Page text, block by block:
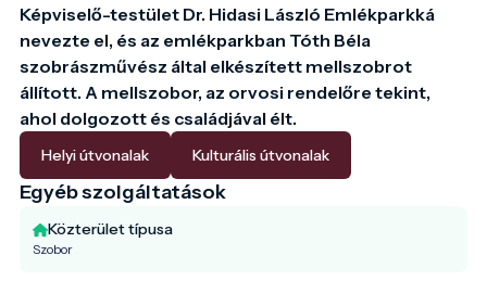
Képviselő-testület Dr. Hidasi László Emlékparkká
nevezte el, és az emlékparkban Tóth Béla
szobrászművész által elkészített mellszobrot
állított. A mellszobor, az orvosi rendelőre tekint,
ahol dolgozott és családjával élt.
Helyi útvonalak Kulturális útvonalak
Egyéb szolgáltatások
Közterület típusa
Szobor